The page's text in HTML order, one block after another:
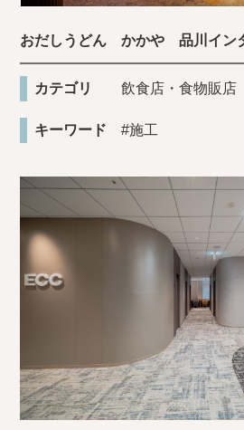
おだしうどん かかや 品川イン
カテゴリ 飲食店・食物販店
キーワード #施工